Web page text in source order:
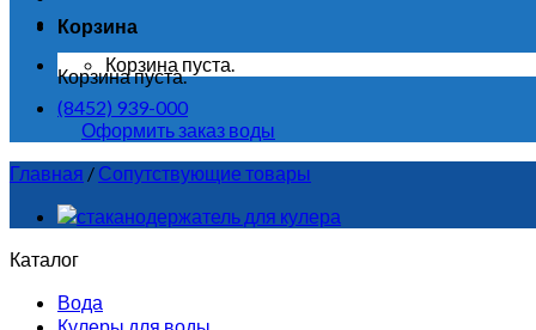
Корзина
Корзина пуста.
Корзина пуста.
(8452) 939-000
Оформить заказ воды
Главная / Сопутствующие товары
Каталог
Вода